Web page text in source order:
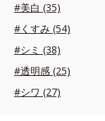
#美白 (35)
#くすみ (54)
#シミ (38)
#透明感 (25)
#シワ (27)